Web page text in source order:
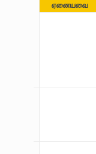
ஏனையவை